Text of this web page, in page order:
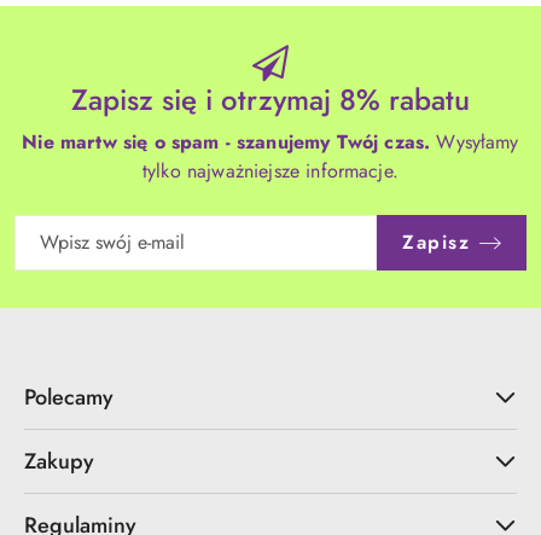
Zapisz się i otrzymaj 8% rabatu
Nie martw się o spam - szanujemy Twój czas. Wysyłamy
tylko najważniejsze informacje.
Zapisz
Polecamy
Zakupy
Regulaminy